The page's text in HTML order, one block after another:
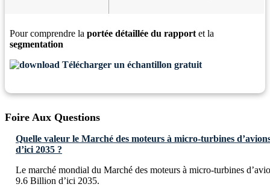
Pour comprendre la portée détaillée du rapport et la
segmentation
Télécharger un échantillon gratuit
Foire Aux Questions
Quelle valeur le Marché des moteurs à micro-turbines
d’ici 2035 ?
Le marché mondial du Marché des moteurs à micro-turbines
9.6 Billion d’ici 2035.